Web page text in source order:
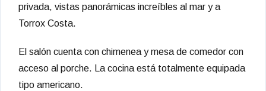
privada, vistas panorámicas increíbles al mar y a
Torrox Costa.
El salón cuenta con chimenea y mesa de comedor con
acceso al porche. La cocina está totalmente equipada
tipo americano.